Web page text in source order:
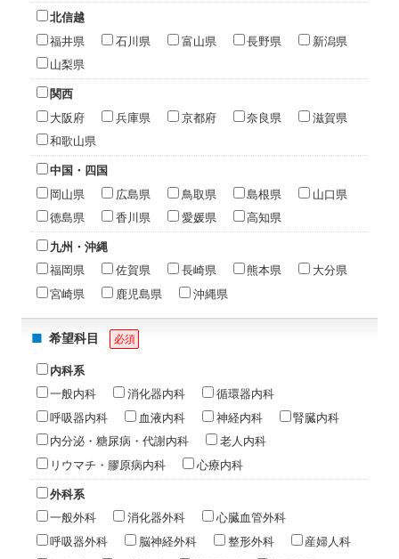
北信越
福井県 石川県 富山県 長野県 新潟県
山梨県
関西
大阪府 兵庫県 京都府 奈良県 滋賀県
和歌山県
中国・四国
岡山県 広島県 鳥取県 島根県 山口県
徳島県 香川県 愛媛県 高知県
九州・沖縄
福岡県 佐賀県 長崎県 熊本県 大分県
宮崎県 鹿児島県 沖縄県
希望科目 必須
内科系
一般内科 消化器内科 循環器内科
呼吸器内科 血液内科 神経内科 腎臓内科
内分泌・糖尿病・代謝内科 老人内科
リウマチ・膠原病内科 心療内科
外科系
一般外科 消化器外科 心臓血管外科
呼吸器外科 脳神経外科 整形外科 産婦人科